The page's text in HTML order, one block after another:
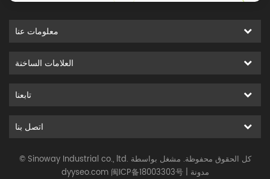
معلومات عنا
العلامات الساخنة
تابعنا
اتصل بنا
© Sinoway Industrial co., ltd. كل الحقوق محفوظة. مشغل بواسطة
dyyseo.com 闽ICP备18003303号| مدونة